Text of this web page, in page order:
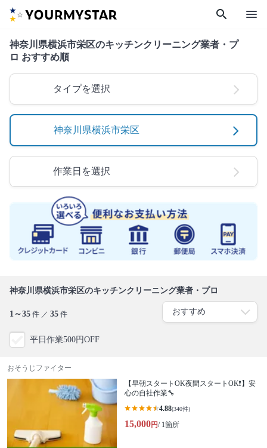
search menu
神奈川県横浜市栄区のキッチンクリーニング業者・プ
ロ おすすめ順
タイプを選択
神奈川県横浜市栄区
作業日を選択
神奈川県横浜市栄区のキッチンクリーニング業者・プロ
1～35 件 ／ 35 件
平日作業500円OFF
おそうじファイター
【早朝スタートOK夜間スタートOK❗️】安
心の自社作業🔧
4.88(340件)
15,000円/ 1箇所